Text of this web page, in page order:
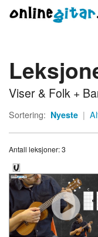
Meny
Logg inn
Kontakt oss
Om onlinegitar.no
Viser & Folk +
Sortering: Nyeste |
Antall leksjoner: 3